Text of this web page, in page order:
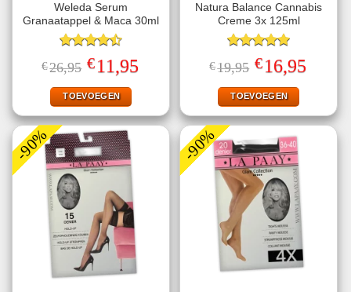
Weleda Serum
Granaatappel & Maca 30ml
Gewaardeerd
4.50uit 5
€26,95 Oorspronkelijke
prijs
was:
€26,95.
€11,95prijs
TOEVOEGEN
Natura Balance Cannabis
Creme 3x 125ml
Gewaardeerd
5.00uit 5
€19,95 Oorspronkelijke
prijs
was:
€19,95.
€16,95prijs
TOEVOEGEN
-90% -90%